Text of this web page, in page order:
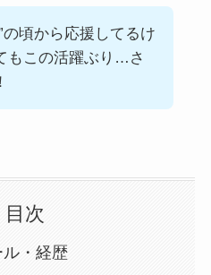
の頃から応援してるけ
もこの活躍ぶり…さ
目次
・経歴